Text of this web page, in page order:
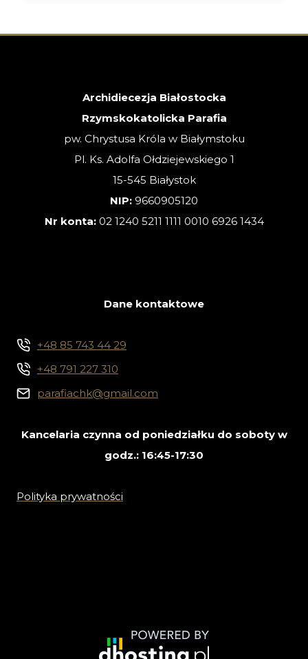
ZWYKŁA
Archidiecezja Białostocka
Rzymskokatolicka Parafia
pw. Chrystusa Króla w Białymstoku
Pl. Ks. Adolfa Ołdziejewskiego 1
15-545 Białystok
NIP: 9660905120
Nr konta: 02 1240 5211 1111 0010 6926 1434
Dane kontaktowe
+48 85 743 44 29
+48 791 227 310
parafiachk@gmail.com
Kancelaria czynna od poniedziałku do soboty w
godz.: 16:45-17:30
Polityka prywatności